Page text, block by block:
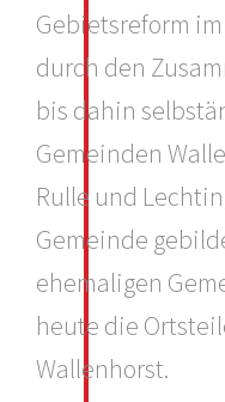
Gebietsreform
durch den
bis dahin
Gemeinden
Rulle und
Gemeinde
ehemaligen
heute die
Wallenhorst.